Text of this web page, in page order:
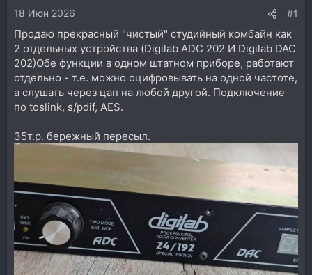
ы
л
а
18 Июн 2026 #1
Продаю прекрасный "чистый" студийный комбайн как
2 отдельных устройства (Digilab ADC 202 И Digilab DAC
202)Обе функции в одном штатном приборе, работают
отдельно - т.е. можно оцифровывать на одной частоте,
а слушать через цап на любой другой. Подключение
по toslink, s/pdif, AES.
35т.р. бережный пересыл.